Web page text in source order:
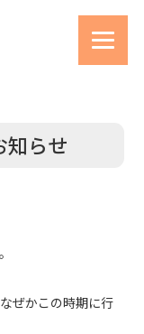
知らせ
ぜかこの時期に行